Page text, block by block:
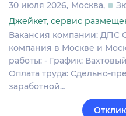
30 июля 2026 Москва
Джейкет, сервис
Вакансия компании: ДПС
компания в Москве и
работы: - График:
Оплата труда: Сдельно-
заработной…